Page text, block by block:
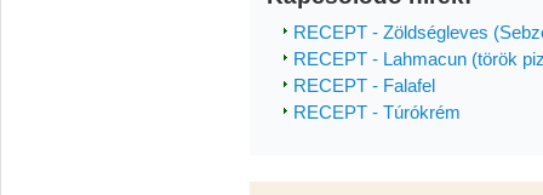
RECEPT - Zöldségleves
RECEPT - Lahmacun (török
RECEPT - Falafel
RECEPT - Túrókrém